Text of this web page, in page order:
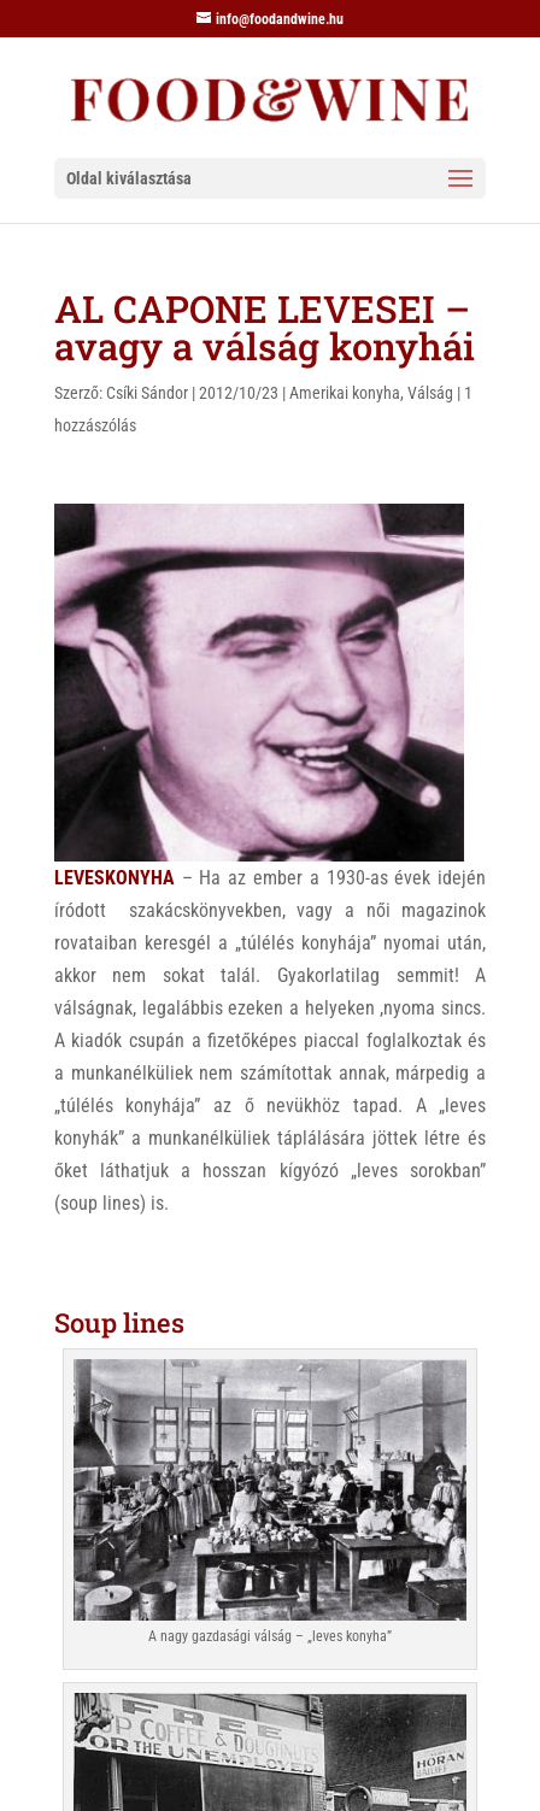
info@foodandwine.hu
Oldal kiválasztása
AL CAPONE LEVESEI –
avagy a válság konyhái
Szerző: Csíki Sándor|2012/10/23 |Amerikai konyha, Válság | 1
hozzászólás
LEVESKONYHA– Ha az ember a 1930-as évek idején
íródott szakácskönyvekben, vagy a női magazinok
rovataiban keresgél a „túlélés konyhája” nyomai után,
akkor nem sokat talál. Gyakorlatilag semmit! A
válságnak, legalábbis ezeken a helyeken ,nyoma sincs.
A kiadók csupán a fizetőképes piaccal foglalkoztak és
a munkanélküliek nem számítottak annak, márpedig a
„túlélés konyhája” az ő nevükhöz tapad. A „leves
konyhák” a munkanélküliek táplálására jöttek létre és
őket láthatjuk a hosszan kígyózó „leves sorokban”
(soup lines) is.
Soup lines
A nagy gazdasági válság – „leves konyha”